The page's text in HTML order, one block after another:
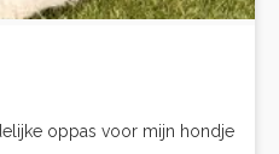
oppas voor mijn hondje